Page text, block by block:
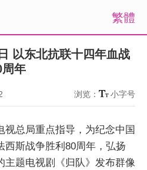
繁體
以东北抗联十四年血战
年
浏览： 小字号
视总局重点指导，为纪念中国
西斯战争胜利80周年，弘扬
主题电视剧《归队》发布群像